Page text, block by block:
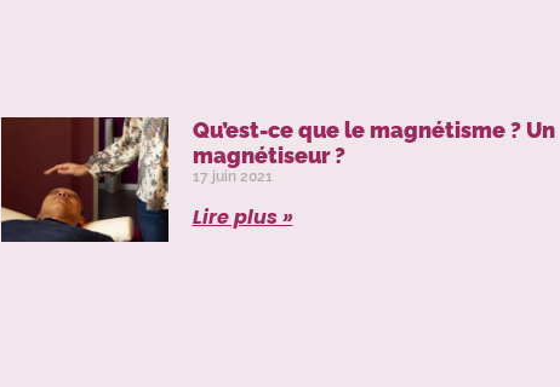
Qu’est-ce que le magnétisme ? Un
magnétiseur ?
17 juin 2021
Lire plus »